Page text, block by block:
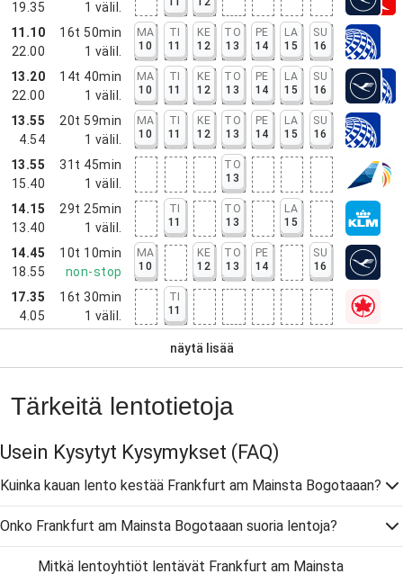
19.35
1 välil.
11.10
22.00
16t 50min
1 välil.
MA
10
TI
11
KE
12
TO
13
PE
14
LA
15
SU
16
13.20
22.00
14t 40min
1 välil.
MA
10
TI
11
KE
12
TO
13
PE
14
LA
15
SU
16
13.55
4.54
20t 59min
1 välil.
MA
10
TI
11
KE
12
TO
13
PE
14
LA
15
SU
16
13.55
15.40
31t 45min
1 välil.
TO
13
14.15
13.40
29t 25min
1 välil.
TI
11
TO
13
LA
15
14.45
18.55
10t 10min
non-stop
MA
10
KE
12
TO
13
PE
14
SU
16
17.35
4.05
16t 30min
1 välil.
TI
11
näytä lisää
Tärkeitä lentotietoja
Usein Kysytyt Kysymykset (FAQ)
Kuinka kauan lento kestää Frankfurt am Mainsta Bogotaaan?
Onko Frankfurt am Mainsta Bogotaaan suoria lentoja?
Mitkä lentoyhtiöt lentävät Frankfurt am Mainsta